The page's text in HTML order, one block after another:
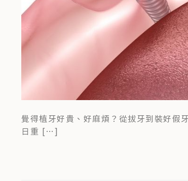
覺得植牙好貴、好麻煩？從拔牙到裝好假
日重 […]